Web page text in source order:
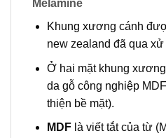
Melamine
Khung xương cánh
new zealand đã qua xử
Ở hai mặt khung
da gỗ công nghiệp
thiện bề mặt).
MDFlà viết tắt của từ